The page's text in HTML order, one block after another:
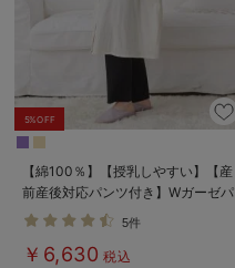
5%OFF
【綿100％】【授乳しやすい】【産
前産後対応パンツ付き】Wガーゼパ
ジャマ＆産前産後レギンス
5件
￥6,630 税込